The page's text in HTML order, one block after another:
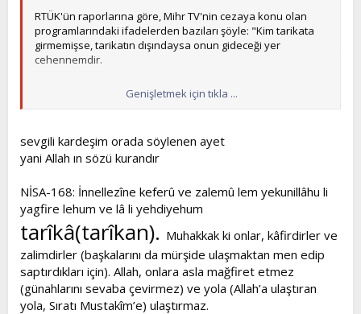
RTÜK'ün raporlarına göre, Mihr TV'nin cezaya konu olan
programlarındaki ifadelerden bazıları şöyle: "Kim tarikata
girmemişse, tarikatın dışındaysa onun gideceği yer
cehennemdir.
Genişletmek için tıkla ...
sevgili kardeşim orada söylenen ayet
yani Allah ın sözü kurandır
NİSA-168: İnnellezîne keferû ve zalemû lem yekunillâhu li
yagfire lehum ve lâ li yehdiyehum
tarîkâ(tarîkan). Muhakkak ki onlar, kâfirdirler ve
zalimdirler (başkalarını da mürşide ulaşmaktan men edip
saptırdıkları için). Allah, onlara asla mağfiret etmez
(günahlarını sevaba çevirmez) ve yola (Allah’a ulaştıran
yola, Sıratı Mustakîm’e) ulaştırmaz.